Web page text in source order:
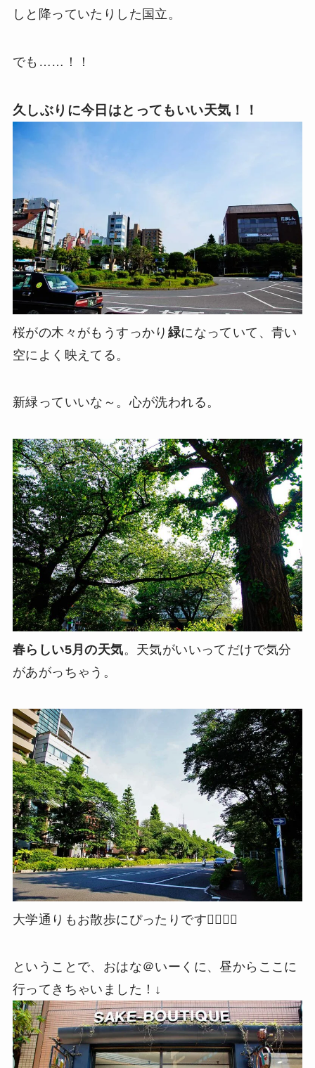
しと降っていたりした国立。
でも……！！
久しぶりに今日はとってもいい天気！！
桜がの木々がもうすっかり 緑になっていて、青い
空によく映えてる。
新緑っていいな～。心が洗われる。
春らしい5月の天気。天気がいいってだけで気分
があがっちゃう。
大学通りもお散歩にぴったりです🚶‍♀️🚶‍♂️
ということで、おはな＠いーくに、昼からここに
行ってきちゃいました！↓